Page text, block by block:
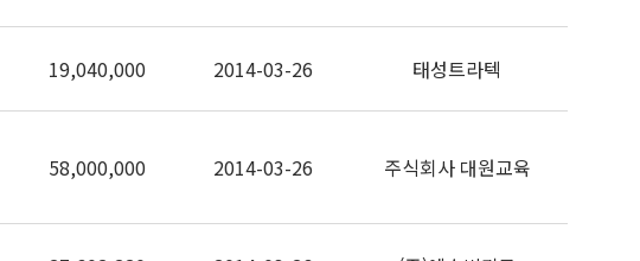
19,040,000 2014-03-26 태성트라텍
58,000,000 2014-03-26 주식회사 대원교육